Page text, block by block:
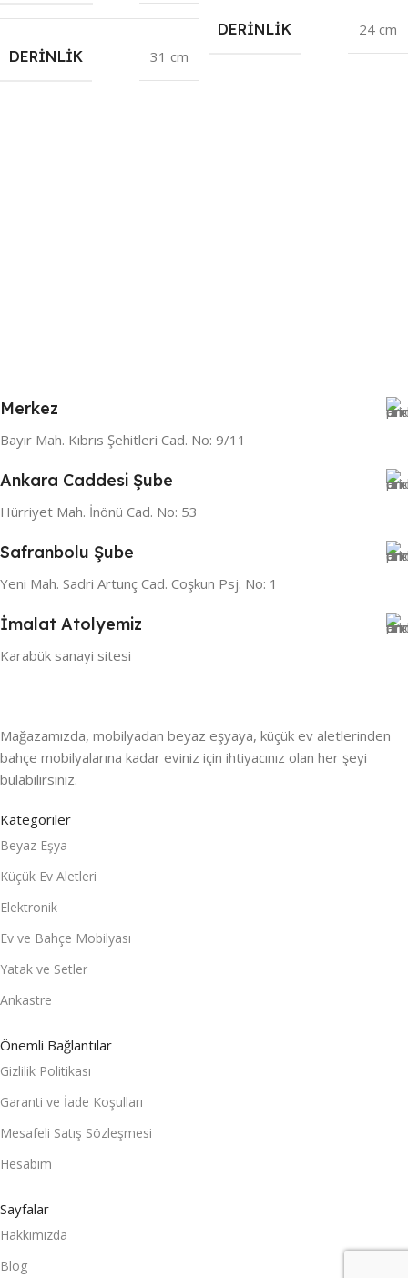
DERINLIK 31 cm
DERINLIK 24 cm
Merkez
Bayır Mah. Kıbrıs Şehitleri Cad. No: 9/11
Ankara Caddesi Şube
Hürriyet Mah. İnönü Cad. No: 53
Safranbolu Şube
Yeni Mah. Sadri Artunç Cad. Coşkun Psj. No: 1
İmalat Atolyemiz
Karabük sanayi sitesi
Mağazamızda, mobilyadan beyaz eşyaya, küçük ev aletlerinden
bahçe mobilyalarına kadar eviniz için ihtiyacınız olan her şeyi
bulabilirsiniz.
Kategoriler
Beyaz Eşya
Küçük Ev Aletleri
Elektronik
Ev ve Bahçe Mobilyası
Yatak ve Setler
Ankastre
Önemli Bağlantılar
Gizlilik Politikası
Garanti ve İade Koşulları
Mesafeli Satış Sözleşmesi
Hesabım
Sayfalar
Hakkımızda
Blog